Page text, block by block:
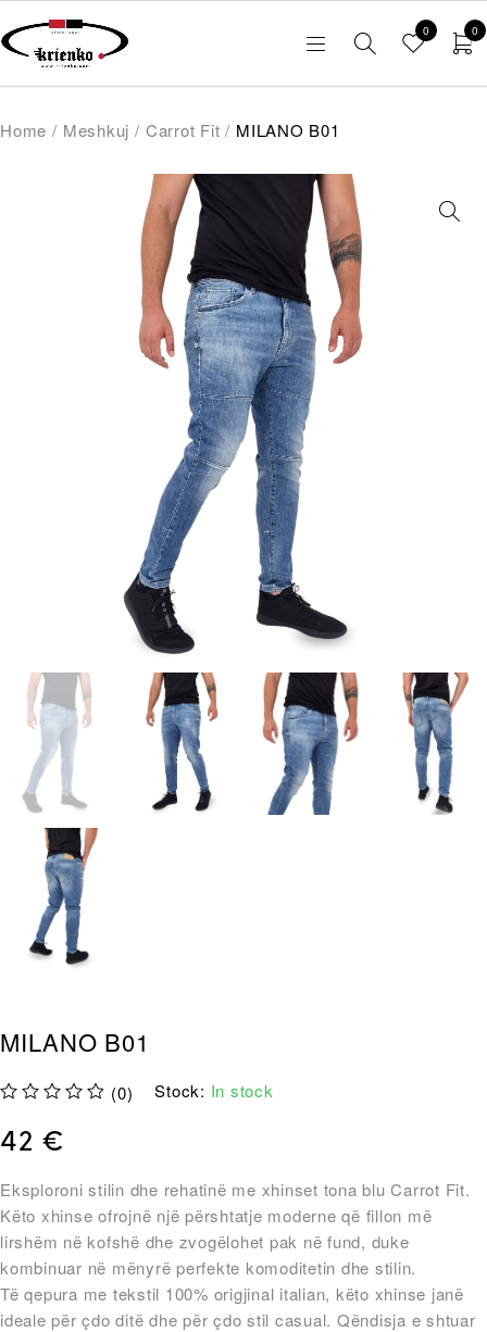
0 0
Home / Meshkuj / Carrot Fit / MILANO B01
MILANO B01
(0) Stock: In stock
Eksploroni stilin dhe rehatinë me xhinset tona blu Carrot Fit.
Këto xhinse ofrojnë një përshtatje moderne që fillon më
lirshëm në kofshë dhe zvogëlohet pak në fund, duke
kombinuar në mënyrë perfekte komoditetin dhe stilin.
Të qepura me tekstil 100% origjinal italian, këto xhinse janë
ideale për çdo ditë dhe për çdo stil casual. Qëndisja e shtuar
42 €